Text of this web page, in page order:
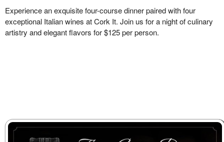
Experience an exquisite four-course dinner paired with four
exceptional Italian wines at Cork It. Join us for a night of culinary
artistry and elegant flavors for $125 per person.